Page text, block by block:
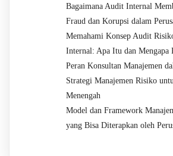
Bagaimana Audit Internal
Fraud dan Korupsi dalam
Memahami Konsep Audit
Internal: Apa Itu dan Mengapa
Peran Konsultan Manajemen
Strategi Manajemen Risiko
Menengah
Model dan Framework
yang Bisa Diterapkan oleh